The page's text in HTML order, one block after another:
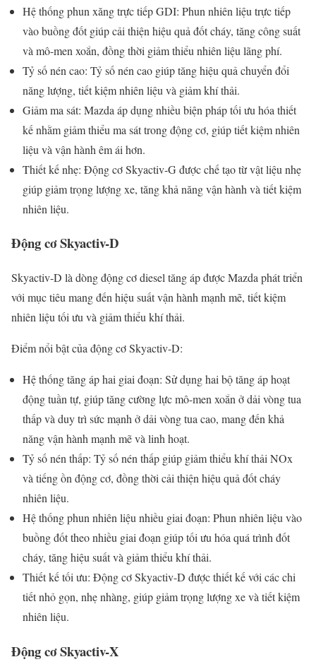
Hệ thống phun xăng trực tiếp GDI: Phun nhiên liệu trực tiếp
vào buồng đốt giúp cải thiện hiệu quả đốt cháy, tăng công suất
và mô-men xoắn, đồng thời giảm thiểu nhiên liệu lãng phí.
Tỷ số nén cao: Tỷ số nén cao giúp tăng hiệu quả chuyển đổi
năng lượng, tiết kiệm nhiên liệu và giảm khí thải.
Giảm ma sát: Mazda áp dụng nhiều biện pháp tối ưu hóa thiết
kế nhằm giảm thiểu ma sát trong động cơ, giúp tiết kiệm nhiên
liệu và vận hành êm ái hơn.
Thiết kế nhẹ: Động cơ Skyactiv-G được chế tạo từ vật liệu nhẹ
giúp giảm trọng lượng xe, tăng khả năng vận hành và tiết kiệm
nhiên liệu.
Động cơ Skyactiv-D
Skyactiv-D là dòng động cơ diesel tăng áp được Mazda phát triển
với mục tiêu mang đến hiệu suất vận hành mạnh mẽ, tiết kiệm
nhiên liệu tối ưu và giảm thiểu khí thải.
Điểm nổi bật của động cơ Skyactiv-D:
Hệ thống tăng áp hai giai đoạn: Sử dụng hai bộ tăng áp hoạt
động tuần tự, giúp tăng cường lực mô-men xoắn ở dải vòng tua
thấp và duy trì sức mạnh ở dải vòng tua cao, mang đến khả
năng vận hành mạnh mẽ và linh hoạt.
Tỷ số nén thấp: Tỷ số nén thấp giúp giảm thiểu khí thải NOx
và tiếng ồn động cơ, đồng thời cải thiện hiệu quả đốt cháy
nhiên liệu.
Hệ thống phun nhiên liệu nhiều giai đoạn: Phun nhiên liệu vào
buồng đốt theo nhiều giai đoạn giúp tối ưu hóa quá trình đốt
cháy, tăng hiệu suất và giảm thiểu khí thải.
Thiết kế tối ưu: Động cơ Skyactiv-D được thiết kế với các chi
tiết nhỏ gọn, nhẹ nhàng, giúp giảm trọng lượng xe và tiết kiệm
nhiên liệu.
Động cơ Skyactiv-X